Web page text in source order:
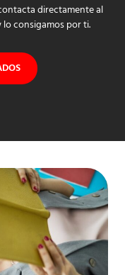
directamente al
consigamos por ti.